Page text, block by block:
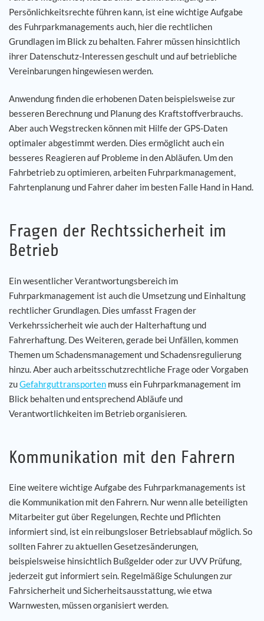
Persönlichkeitsrechte führen kann, ist eine wichtige Aufgabe
des Fuhrparkmanagements auch, hier die rechtlichen
Grundlagen im Blick zu behalten. Fahrer müssen hinsichtlich
ihrer Datenschutz-Interessen geschult und auf betriebliche
Vereinbarungen hingewiesen werden.
Anwendung finden die erhobenen Daten beispielsweise zur
besseren Berechnung und Planung des Kraftstoffverbrauchs.
Aber auch Wegstrecken können mit Hilfe der GPS-Daten
optimaler abgestimmt werden. Dies ermöglicht auch ein
besseres Reagieren auf Probleme in den Abläufen. Um den
Fahrbetrieb zu optimieren, arbeiten Fuhrparkmanagement,
Fahrtenplanung und Fahrer daher im besten Falle Hand in Hand.
Fragen der Rechtssicherheit im
Betrieb
Ein wesentlicher Verantwortungsbereich im
Fuhrparkmanagement ist auch die Umsetzung und Einhaltung
rechtlicher Grundlagen. Dies umfasst Fragen der
Verkehrssicherheit wie auch der Halterhaftung und
Fahrerhaftung. Des Weiteren, gerade bei Unfällen, kommen
Themen um Schadensmanagement und Schadensregulierung
hinzu. Aber auch arbeitsschutzrechtliche Frage oder Vorgaben
zuGefahrguttransporten muss ein Fuhrparkmanagement im
Blick behalten und entsprechend Abläufe und
Verantwortlichkeiten im Betrieb organisieren.
Kommunikation mit den Fahrern
Eine weitere wichtige Aufgabe des Fuhrparkmanagements ist
die Kommunikation mit den Fahrern. Nur wenn alle beteiligten
Mitarbeiter gut über Regelungen, Rechte und Pflichten
informiert sind, ist ein reibungsloser Betriebsablauf möglich. So
sollten Fahrer zu aktuellen Gesetzesänderungen,
beispielsweise hinsichtlich Bußgelder oder zur UVV Prüfung,
jederzeit gut informiert sein. Regelmäßige Schulungen zur
Fahrsicherheit und Sicherheitsausstattung, wie etwa
Warnwesten, müssen organisiert werden.